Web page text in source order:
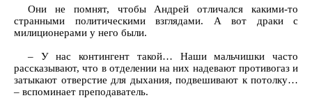
Они не помнят, чтобы Андрей отличался какими-то
странными политическими взглядами. А вот драки с
милиционерами у него были.
– У нас контингент такой… Наши мальчишки часто
рассказывают, что в отделении на них надевают противогаз и
затыкают отверстие для дыхания, подвешивают к потолку…
– вспоминает преподаватель.